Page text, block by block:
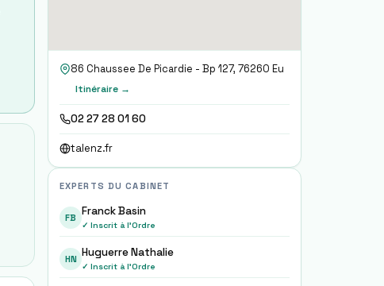
86 Chaussee De Picardie - Bp 127, 76260 Eu
Itinéraire →
02 27 28 01 60
talenz.fr
EXPERTS DU CABINET
FB Franck Basin
✓ Inscrit à l'Ordre
HN Huguerre Nathalie
✓ Inscrit à l'Ordre